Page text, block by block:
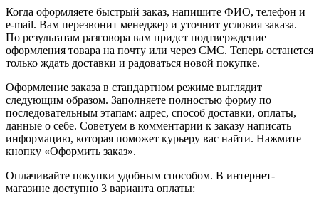
Когда оформляете быстрый заказ, напишите ФИО, телефон и
e-mail. Вам перезвонит менеджер и уточнит условия заказа.
По результатам разговора вам придет подтверждение
оформления товара на почту или через СМС. Теперь останется
только ждать доставки и радоваться новой покупке.
Оформление заказа в стандартном режиме выглядит
следующим образом. Заполняете полностью форму по
последовательным этапам: адрес, способ доставки, оплаты,
данные о себе. Советуем в комментарии к заказу написать
информацию, которая поможет курьеру вас найти. Нажмите
кнопку «Оформить заказ».
Оплачивайте покупки удобным способом. В интернет-
магазине доступно 3 варианта оплаты: